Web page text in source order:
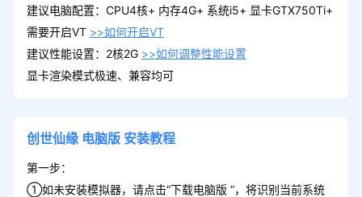
建议电脑配置：CPU4核+ 内存4G+ 系统i5+ 显卡GTX750Ti+
需要开启VT >>如何开启VT
建议性能设置：2核2G >>如何调整性能设置
显卡渲染模式极速、兼容均可
创世仙缘 电脑版 安装教程
第一步：
①如未安装模拟器，请点击“下载电脑版 ”，将识别当前系统